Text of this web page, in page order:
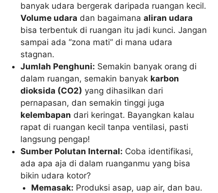
banyak udara bergerak daripada ruangan kecil.
Volume udara dan bagaimanaaliran udara
bisa terbentuk di ruangan itu jadi kunci. Jangan
sampai ada “zona mati” di mana udara
stagnan.
Jumlah Penghuni: Semakin banyak orang di
dalam ruangan, semakin banyak karbon
dioksida (CO2) yang dihasilkan dari
pernapasan, dan semakin tinggi juga
kelembapan dari keringat. Bayangkan kalau
rapat di ruangan kecil tanpa ventilasi, pasti
langsung pengap!
Sumber Polutan Internal: Coba identifikasi,
ada apa aja di dalam ruanganmu yang bisa
bikin udara kotor?
Memasak: Produksi asap, uap air, dan bau.